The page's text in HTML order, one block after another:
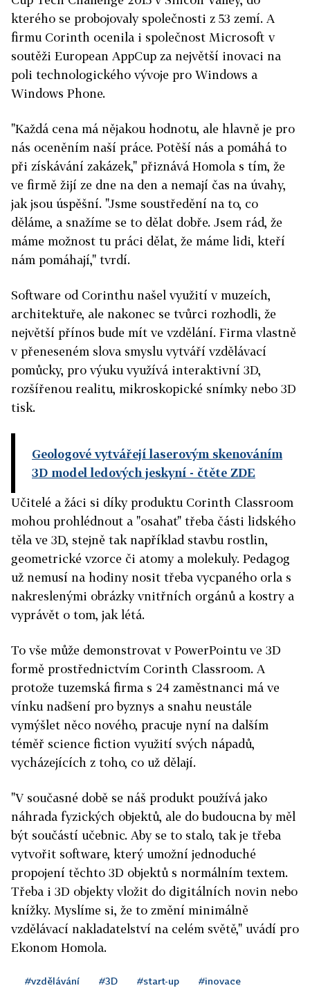
kterého se probojovaly společnosti z 53 zemí. A
firmu Corinth ocenila i společnost Microsoft v
soutěži European AppCup za největší inovaci na
poli technologického vývoje pro Windows a
Windows Phone.
"Každá cena má nějakou hodnotu, ale hlavně je pro
nás oceněním naší práce. Potěší nás a pomáhá to
při získávání zakázek," přiznává Homola s tím, že
ve firmě žijí ze dne na den a nemají čas na úvahy,
jak jsou úspěšní. "Jsme soustředění na to, co
děláme, a snažíme se to dělat dobře. Jsem rád, že
máme možnost tu práci dělat, že máme lidi, kteří
nám pomáhají," tvrdí.
Software od Corinthu našel využití v muzeích,
architektuře, ale nakonec se tvůrci rozhodli, že
největší přínos bude mít ve vzdělání. Firma vlastně
v přeneseném slova smyslu vytváří vzdělávací
pomůcky, pro výuku využívá interaktivní 3D,
rozšířenou realitu, mikroskopické snímky nebo 3D
tisk.
Geologové vytvářejí laserovým skenováním
3D model ledových jeskyní - čtěte ZDE
Učitelé a žáci si díky produktu Corinth Classroom
mohou prohlédnout a "osahat" třeba části lidského
těla ve 3D, stejně tak například stavbu rostlin,
geometrické vzorce či atomy a molekuly. Pedagog
už nemusí na hodiny nosit třeba vycpaného orla s
nakreslenými obrázky vnitřních orgánů a kostry a
vyprávět o tom, jak létá.
To vše může demonstrovat v PowerPointu ve 3D
formě prostřednictvím Corinth Classroom. A
protože tuzemská firma s 24 zaměstnanci má ve
vínku nadšení pro byznys a snahu neustále
vymýšlet něco nového, pracuje nyní na dalším
téměř science fiction využití svých nápadů,
vycházejících z toho, co už dělají.
"V současné době se náš produkt používá jako
náhrada fyzických objektů, ale do budoucna by měl
být součástí učebnic. Aby se to stalo, tak je třeba
vytvořit software, který umožní jednoduché
propojení těchto 3D objektů s normálním textem.
Třeba i 3D objekty vložit do digitálních novin nebo
knížky. Myslíme si, že to změní minimálně
vzdělávací nakladatelství na celém světě," uvádí pro
Ekonom Homola.
#vzdělávání #3D #start-up #inovace